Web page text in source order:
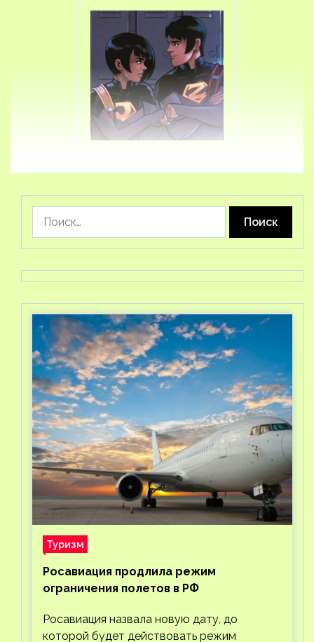
Туризм
Росавиация продлила режим
ограничения полетов в РФ
Росавиация назвала новую дату, до
которой будет действовать режим